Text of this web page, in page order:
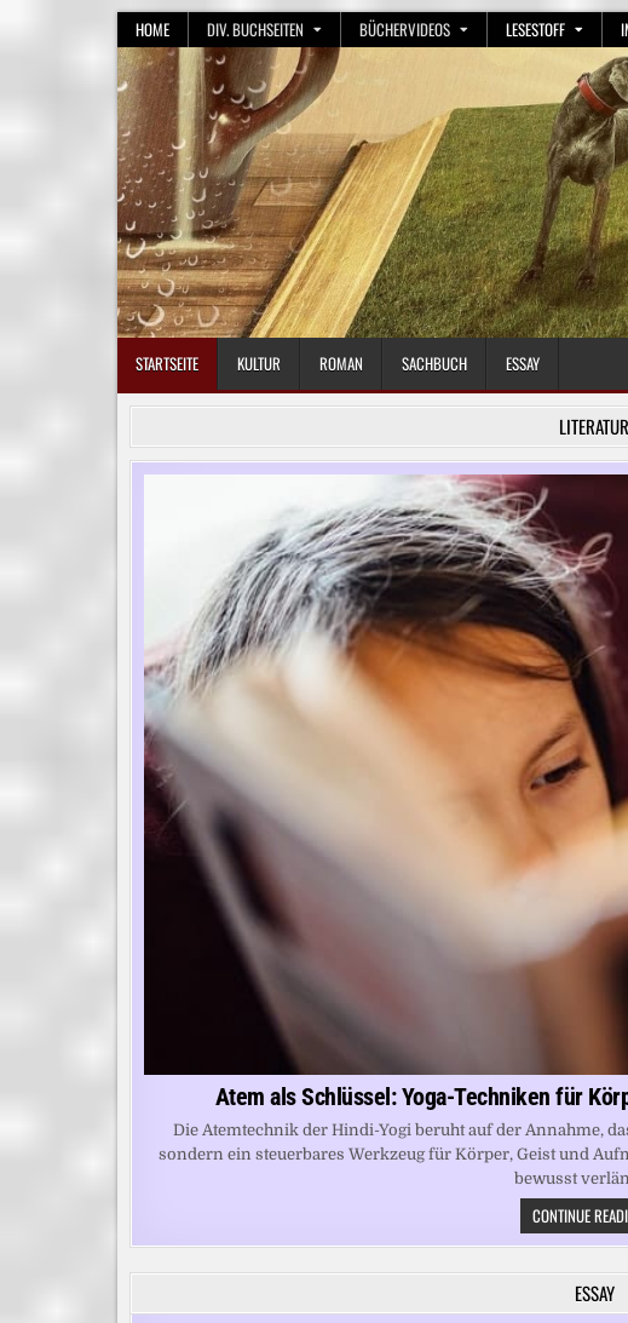
HOME DIV. BUCHSEITEN BÜCHERVIDEOS LESESTOFF
STARTSEITE KULTUR ROMAN SACHBUCH ESSAY
LITERATUR
Atem als Schlüssel: Yoga-Techniken für
Die Atemtechnik der Hindi-Yogi beruht auf der Annahme,
sondern ein steuerbares Werkzeug für Körper, Geist und
bewusst
CONTINUE
ESSAY